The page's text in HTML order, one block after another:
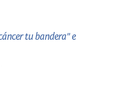
tu bandera" e